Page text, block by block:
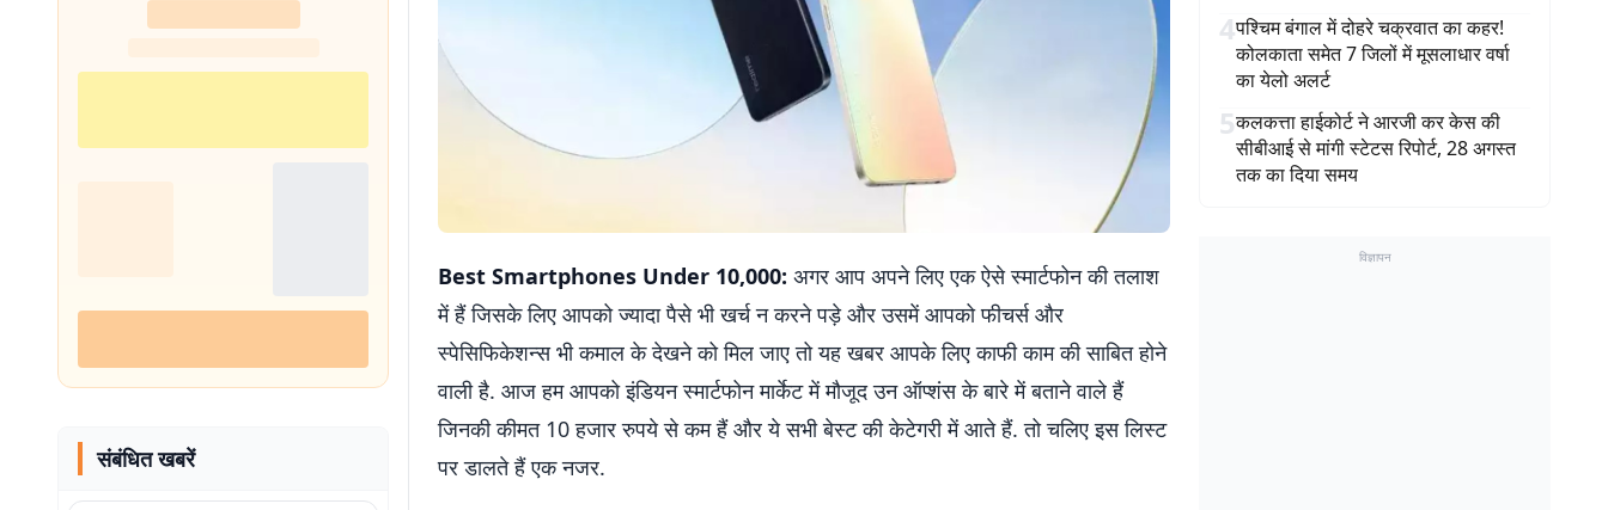
संबंधित खबरें
Best Smartphones Under 10,000: अगर आप अपने लिए एक ऐसे स्मार्टफोन की तलाश
में हैं जिसके लिए आपको ज्यादा पैसे भी खर्च न करने पड़े और उसमें आपको फीचर्स और
स्पेसिफिकेशन्स भी कमाल के देखने को मिल जाए तो यह खबर आपके लिए काफी काम की साबित होने
वाली है. आज हम आपको इंडियन स्मार्टफोन मार्केट में मौजूद उन ऑप्शंस के बारे में बताने वाले हैं
जिनकी कीमत 10 हजार रुपये से कम हैं और ये सभी बेस्ट की केटेगरी में आते हैं. तो चलिए इस लिस्ट
पर डालते हैं एक नजर.
4पश्चिम बंगाल में दोहरे चक्रवात का कहर!
कोलकाता समेत 7 जिलों में मूसलाधार वर्षा
का येलो अलर्ट
5कलकत्ता हाईकोर्ट ने आरजी कर केस की
सीबीआई से मांगी स्टेटस रिपोर्ट, 28 अगस्त
तक का दिया समय
विज्ञापन